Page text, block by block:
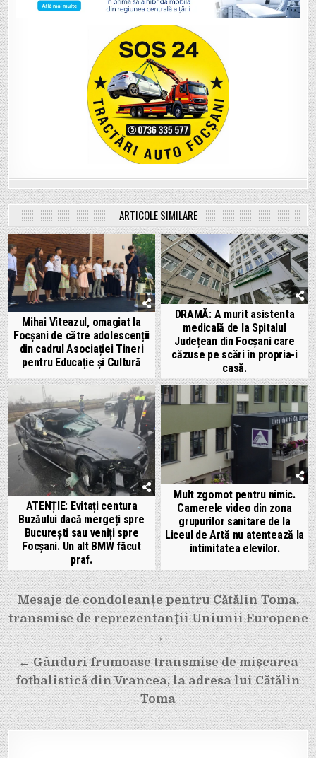
ARTICOLE SIMILARE
Mihai Viteazul, omagiat la
Focșani de către adolescenții
din cadrul Asociației Tineri
pentru Educație și Cultură
DRAMĂ: A murit asistenta
medicală de la Spitalul
Județean din Focșani care
căzuse pe scări în propria-i
casă.
ATENȚIE: Evitați centura
Buzăului dacă mergeți spre
București sau veniți spre
Focșani. Un alt BMW făcut
praf.
Mult zgomot pentru nimic.
Camerele video din zona
grupurilor sanitare de la
Liceul de Artă nu atentează la
intimitatea elevilor.
Navigare
în
articole
Mesaje de condoleanțe pentru Cătălin Toma,
transmise de reprezentanții Uniunii Europene
→
← Gânduri frumoase transmise de mișcarea
fotbalistică din Vrancea, la adresa lui Cătălin
Toma